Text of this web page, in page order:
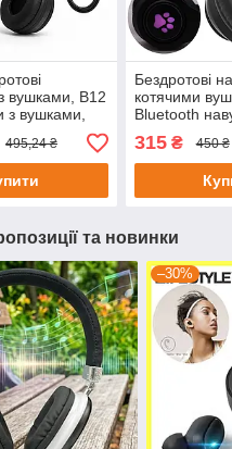
вушками, B12
з вушками,
495,24 ₴
Бездротові
котячими
Bluetooth
підсвічуванням
315₴ 450 ₴
та новинки
–30%